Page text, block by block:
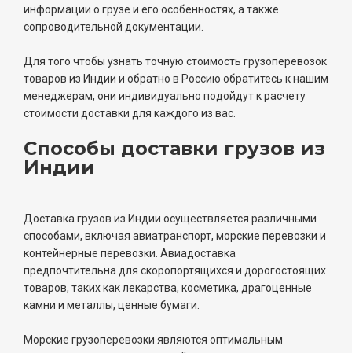
информации о грузе и его особенностях, а также
сопроводительной документации.
Для того чтобы узнать точную стоимость грузоперевозок
товаров из Индии и обратно в Россию обратитесь к нашим
менеджерам, они индивидуально подойдут к расчету
стоимости доставки для каждого из вас.
Способы доставки грузов из
Индии
Доставка грузов из Индии осуществляется различными
способами, включая авиатранспорт, морские перевозки и
контейнерные перевозки. Авиадоставка
предпочтительна для скоропортящихся и дорогостоящих
товаров, таких как лекарства, косметика, драгоценные
камни и металлы, ценные бумаги.
Морские грузоперевозки являются оптимальным